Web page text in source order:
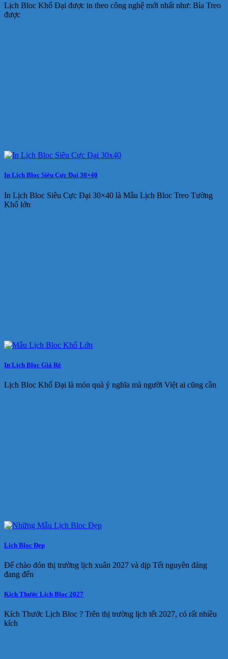
Lịch Bloc Khổ Đại được in theo công nghệ mới nhất như: Bìa Treo
được
In Lịch Bloc Siêu Cực Đại 30×40
In Lịch Bloc Siêu Cực Đại 30×40 là Mẫu Lịch Bloc Treo Tường
Khổ lớn
In Lịch Bloc Giá Rẻ
Lịch Bloc Khổ Đại là món quà ý nghĩa mà người Việt ai cũng cần
Lịch Bloc Đẹp
Để chào đón thị trường lịch xuân 2027 và dịp Tết nguyên đáng
đang đến
Kích Thước Lịch Bloc 2027
Kích Thước Lịch Bloc ? Trên thị trường lịch tết 2027, có rất nhiều
kích